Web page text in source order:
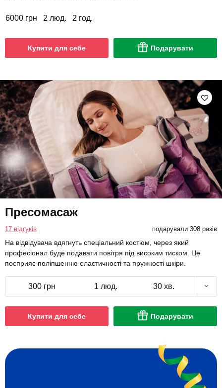
6000 грн 2 люд. 2 год.
Купити для себе Подарувати
Пресомасаж
17 відгуків подарували 308 разів
На відвідувача вдягнуть спеціальний костюм, через який
професіонал буде подавати повітря під високим тиском. Це
посприяє поліпшенню еластичності та пружності шкіри.
300 грн 1 люд. 30 хв.
Купити для себе Подарувати